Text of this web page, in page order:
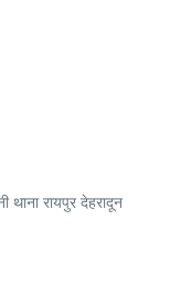
थाना रायपुर देहरादून